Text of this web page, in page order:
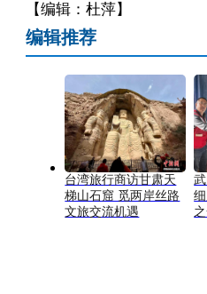
【编辑：杜萍】
编辑推荐
台湾旅行商访甘肃天
梯山石窟 觅两岸丝路
文旅交流机遇